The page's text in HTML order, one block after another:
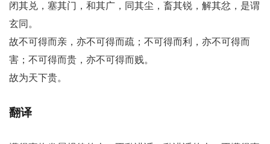
闭其兑，塞其门，和其广，同其尘，畜其锐，解其忿，是谓
玄同。
故不可得而亲，亦不可得而疏；不可得而利，亦不可得而
害；不可得而贵，亦不可得而贱。
故为天下贵。
翻译